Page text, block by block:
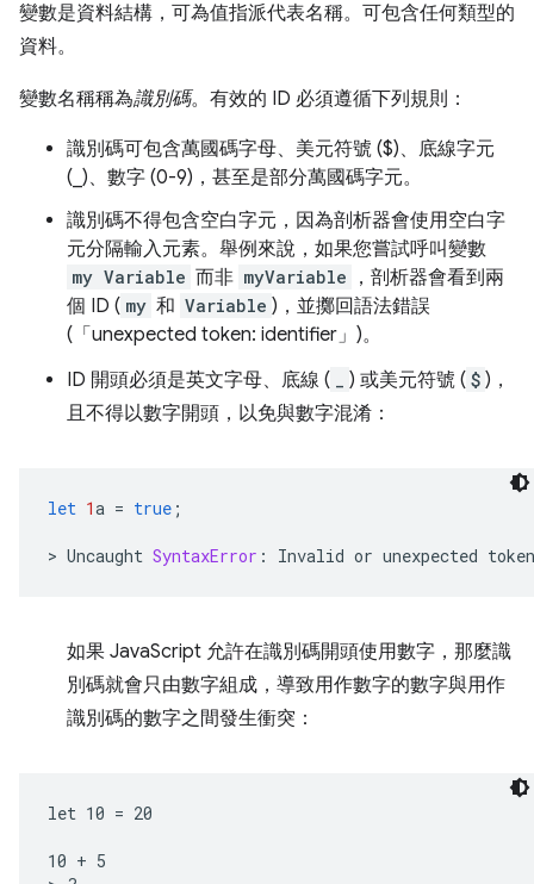
變數是資料結構，可為值指派代表名稱。可包含任何類型的
資料。
變數名稱稱為識別碼。有效的 ID 必須遵循下列規則：
識別碼可包含萬國碼字母、美元符號 ($)、底線字元
(_)、數字 (0-9)，甚至是部分萬國碼字元。
識別碼不得包含空白字元，因為剖析器會使用空白字
元分隔輸入元素。舉例來說，如果您嘗試呼叫變數
my Variable 而非 myVariable
，剖析器會看到兩
個 ID ( my 和 Variable )，並擲回語法錯誤
(「unexpected token: identifier」)。
ID 開頭必須是英文字母、底線 (
) 或美元符號 ( $ )，
且不得以數字開頭，以免與數字混淆：
let 1a = true ;
> Uncaught SyntaxError : Invalid or unexpected token
如果 JavaScript 允許在識別碼開頭使用數字，那麼識
別碼就會只由數字組成，導致用作數字的數字與用作
識別碼的數字之間發生衝突：
let 10 = 20
10 + 5